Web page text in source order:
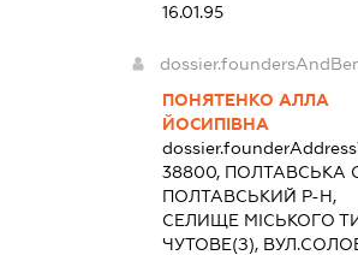
16.01.95
ПОНЯТЕНКО АЛЛА
ЙОСИПІВНА
dossier.founderAddress
38800, ПОЛТАВСЬКА
ПОЛТАВСЬКИЙ Р-Н,
СЕЛИЩЕ МІСЬКОГО
ЧУТОВЕ(З),